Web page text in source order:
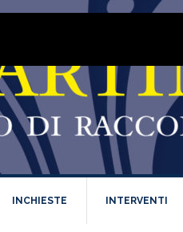
INCHIESTE INTERVENTI